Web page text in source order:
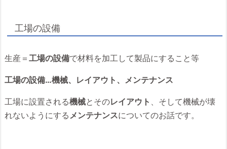
工場の設備
生産＝ 工場の設備で材料を加工して製品にすること等
工場の設備…機械、レイアウト、メンテナンス
工場に設置される機械とそのレイアウト 、そして機械が壊
れないようにするメンテナンスについてのお話です。